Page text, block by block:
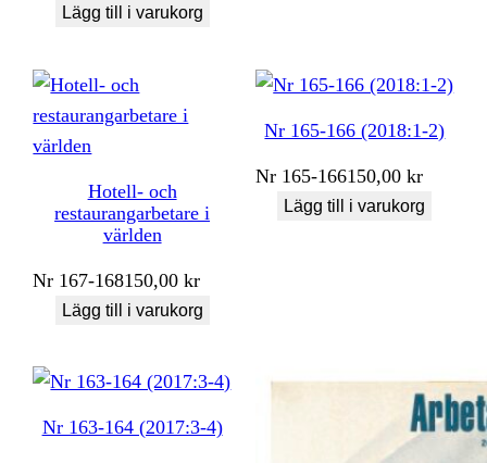
Lägg till i varukorg
Hotell- och
restaurangarbetare i
världen
Nr 167-168150,00kr
Lägg till i varukorg
Nr 165-166 (2018:1-2)
Nr 165-166150,00kr
Lägg till i varukorg
Nr 163-164 (2017:3-4)